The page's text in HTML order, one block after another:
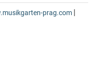
prag.com |